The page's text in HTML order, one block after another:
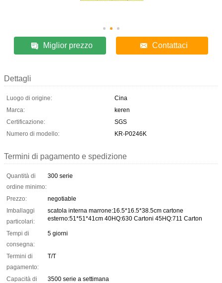
Miglior prezzo Contattaci
Dettagli
Luogo di origine:
Cina
Marca:
keren
Certificazione:
SGS
Numero di modello:
KR-P0246K
Termini di pagamento e spedizione
Quantità di
ordine minimo:
300 serie
Prezzo:
negotiable
Imballaggi
particolari:
scatola interna marrone:16.5*16.5*38.5cm cartone
esterno:51*51*41cm 40HQ:630 Cartoni 45HQ:711 Carton
Tempi di
consegna:
5 giorni
Termini di
pagamento:
T/T
Capacità di
3500 serie a settimana